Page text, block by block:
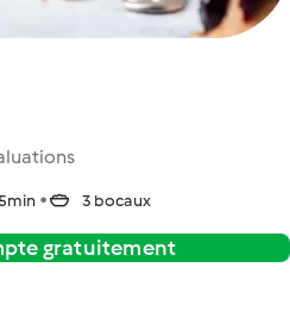
3 bocaux
gratuitement